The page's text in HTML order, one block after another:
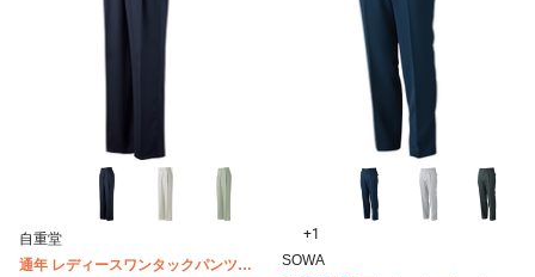
自重堂
通年 レディースワンタックパンツ
+1
SOWA